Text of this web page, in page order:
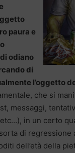
paura e
odiano
di
l’oggetto
che si
messaggi,
in un certo
di regressione
dell’età della